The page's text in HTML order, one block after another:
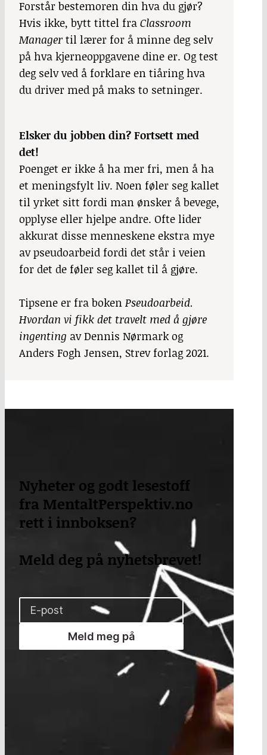
Forstår bestemoren din hva du gjør?
Hvis ikke, bytt tittel fraClassroom
Managertil lærer for å minne deg selv
på hva kjerneoppgavene dine er. Og test
deg selv ved å forklare en tiåring hva
du driver med på maks to setninger.
Elsker du jobben din? Fortsett med
det!
Poenget er ikke å ha mer fri, men å ha
et meningsfylt liv. Noen føler seg kallet
til yrket sitt fordi man ønsker å bevege,
opplyse eller hjelpe andre. Ofte lider
akkurat disse menneskene ekstra mye
av pseudoarbeid fordi det står i veien
for det de føler seg kallet til å gjøre.
Tipsene er fra bokenPseudoarbeid.
Hvordan vi fikk det travelt med å gjøre
ingenting av Dennis Nørmark og
Anders Fogh Jensen, Strev forlag 2021.
Nyheter og godt lesestoff
fra MentaltPerspektiv.no
rett i innboksen?
Meld deg på nyhetsbrevet!
Meld meg på